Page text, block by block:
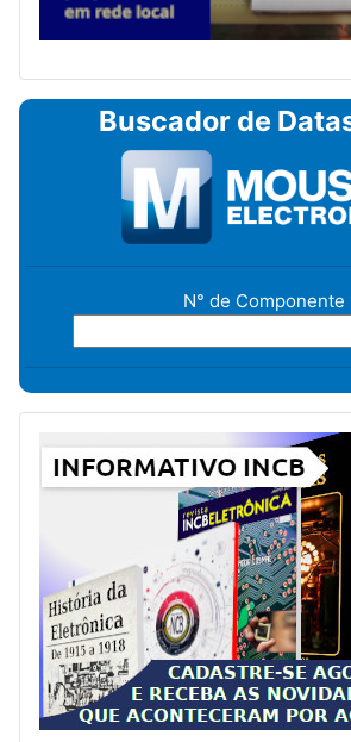
Buscador de
N° de Componente